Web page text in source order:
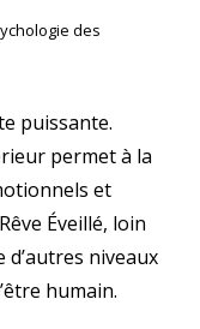
des
puissante.
permet à la
et
Éveillé, loin
d’autres niveaux
humain.